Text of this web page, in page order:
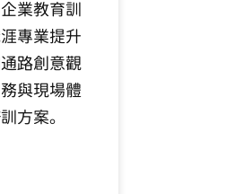
業教育訓
專業提升
路創意觀
與現場體
方案。